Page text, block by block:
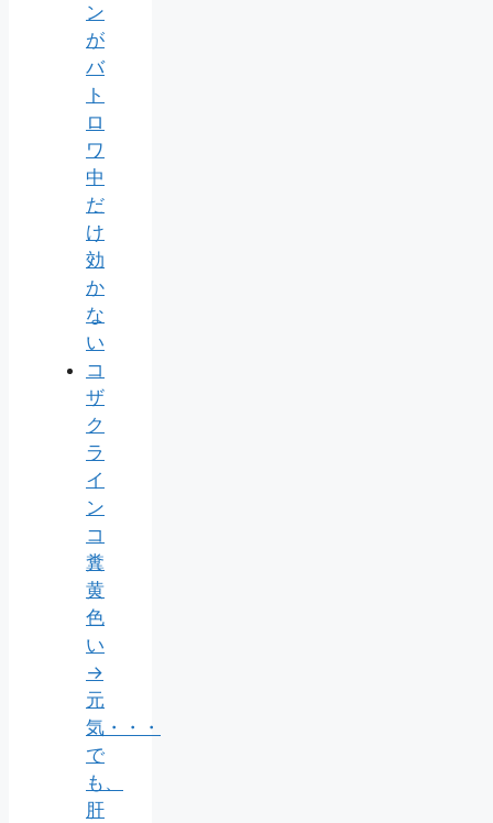
ン
が
バ
ト
ロ
ワ
中
だ
け
効
か
な
い
コ
ザ
ク
ラ
イ
ン
コ
糞
黄
色
い
→
元
気・・・
で
も、
肝